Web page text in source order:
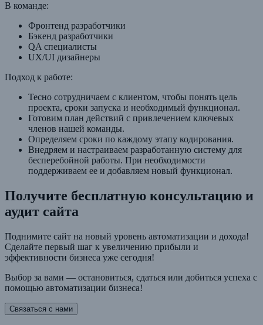
В команде:
Фронтенд разработчики
Бэкенд разработчики
QA специалисты
UX/UI дизайнеры
Подход к работе:
Тесно сотрудничаем с клиентом, чтобы понять цель
проекта, сроки запуска и необходимый функционал.
Готовим план действий с привлечением ключевых
членов нашей команды.
Определяем сроки по каждому этапу кодирования.
Внедряем и настраиваем разработанную систему для
бесперебойной работы. При необходимости
поддерживаем ее и добавляем новый функционал.
Получите бесплатную консультацию и
аудит сайта
Поднимите сайт на новый уровень автоматизации и дохода!
Сделайте первый шаг к увеличению прибыли и
эффективности бизнеса уже сегодня!
Выбор за вами — остановиться, сдаться или добиться успеха с
помощью автоматизации бизнеса!
Связаться с нами